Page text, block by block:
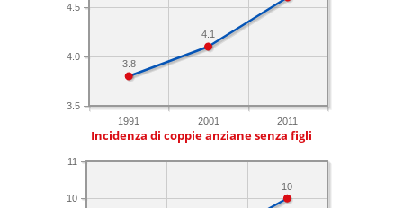
1991 2001 2011
3.5
4.0
4.5
4.1
3.8
Incidenza di coppie anziane senza figli
10
11
10